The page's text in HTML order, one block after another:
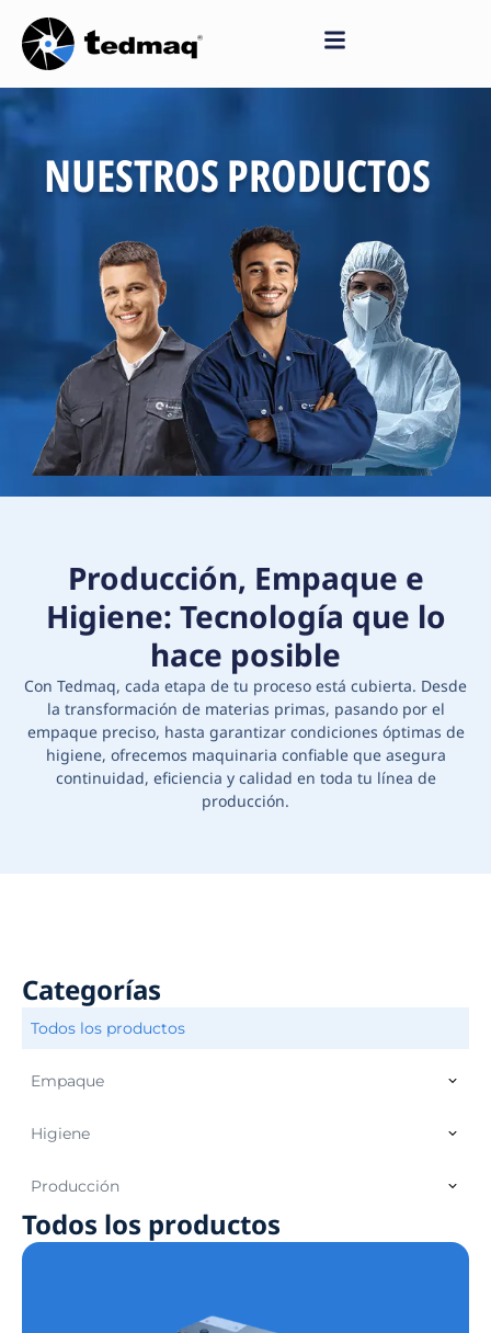
Saltar
al
contenido
NUESTROS PRODUCTOS
Producción, Empaque e
Higiene: Tecnología que lo
hace posible
Con Tedmaq, cada etapa de tu proceso está cubierta. Desde
la transformación de materias primas, pasando por el
empaque preciso, hasta garantizar condiciones óptimas de
higiene, ofrecemos maquinaria confiable que asegura
continuidad, eficiencia y calidad en toda tu línea de
producción.
Categorías
Empaque
Higiene
Producción
Todos los productos
Todos los productos